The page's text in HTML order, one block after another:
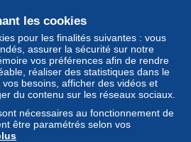
les cookies
pour les finalités suivantes : vous
assurer la sécurité sur notre
vos préférences afin de rendre
réaliser des statistiques dans le
vos besoins, afficher des vidéos et
du contenu sur les réseaux sociaux.
nécessaires au fonctionnement de
être paramétrés selon vos